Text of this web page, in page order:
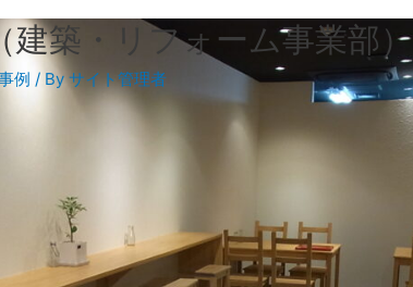
建築・リフォーム事業部）
例 / Byサイト管理者